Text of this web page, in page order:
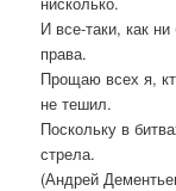
И все-таки, как
права.
Прощаю всех я,
не тешил.
Поскольку в
стрела.
(Андрей